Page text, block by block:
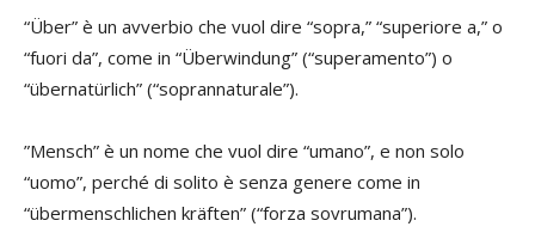
“Über” è un avverbio che vuol dire “sopra,” “superiore a,” o
“fuori da”, come in “Überwindung” (“superamento”) o
“übernatürlich” (“soprannaturale”).
”Mensch” è un nome che vuol dire “umano”, e non solo
“uomo”, perché di solito è senza genere come in
“übermenschlichen kräften” (“forza sovrumana”).